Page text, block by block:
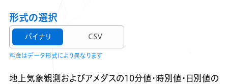
形式の選択
バイナリ CSV
料金はデータ形式により異なります
地上気象観測およびアメダスの10分値・時別値・日別値の